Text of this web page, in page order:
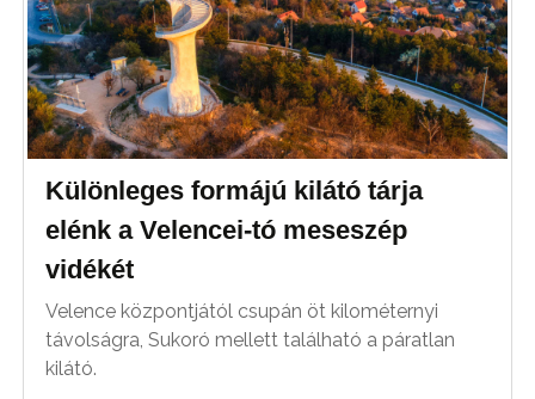
Különleges formájú kilátó tárja
elénk a Velencei-tó meseszép
vidékét
Velence központjától csupán öt kilométernyi
távolságra, Sukoró mellett található a páratlan
kilátó.